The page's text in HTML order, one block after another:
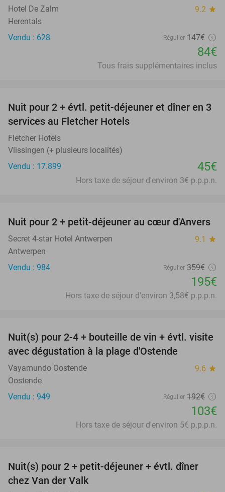
Hotel De Zalm 9.2 star
Herentals
Vendu : 628
Régulier 147€
84€
Tous frais supplémentaires inclus
Nuit pour 2 + évtl. petit-déjeuner et dîner en 3
services au Fletcher Hotels
Fletcher Hotels
Vlissingen (+ plusieurs localités)
Vendu : 17.899
45€
Hors taxe de séjour d'environ 3€ p.p.p.n.
46%
Nuit pour 2 + petit-déjeuner au cœur d'Anvers
Secret 4-star Hotel Antwerpen 9.1 star
Antwerpen
Vendu : 984
Régulier 359€
195€
Hors taxe de séjour d'environ 3,58€ p.p.p.n.
46%
Nuit(s) pour 2-4 + bouteille de vin + évtl. visite
avec dégustation à la plage d'Ostende
Vayamundo Oostende 9.6 star
Oostende
Vendu : 949
Régulier 192€
103€
Hors taxe de séjour d'environ 5€ p.p.p.n.
51%
Nuit(s) pour 2 + petit-déjeuner + évtl. dîner
chez Van der Valk